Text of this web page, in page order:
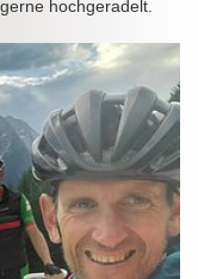
hochgeradelt.